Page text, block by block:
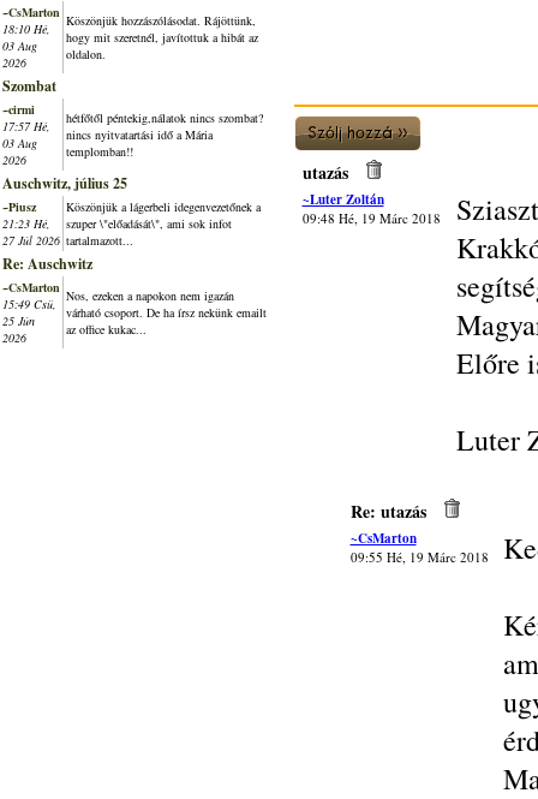
~CsMarton
18:10 Hé,
03 Aug
2026
Köszönjük hozzászólásodat. Rájöttünk,
hogy mit szeretnél, javítottuk a hibát az
oldalon.
Szombat
~cirmi
17:57 Hé,
03 Aug
2026
hétfőtől péntekig,nálatok nincs szombat?
nincs nyitvatartási idő a Mária
templomban!!
Auschwitz, július 25
~Piusz
21:23 Hé,
27 Júl 2026
Köszönjük a lágerbeli idegenvezetőnek a
szuper \"előadását\", ami sok infot
tartalmazott...
Re: Auschwitz
~CsMarton
15:49 Csü,
25 Jún
2026
Nos, ezeken a napokon nem igazán
várható csoport. De ha írsz nekünk emailt
az office kukac...
utazás
~Luter Zoltán
09:48 Hé, 19 Márc 2018
Előre
Luter
Re: utazás
~CsMarton
09:55 Hé, 19 Márc 2018